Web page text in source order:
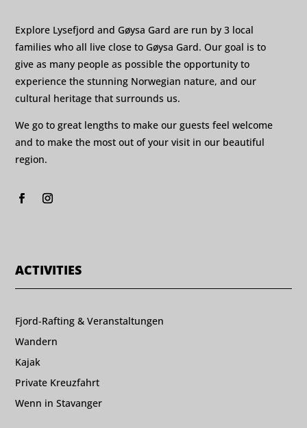
Explore Lysefjord and Gøysa Gard are run by 3 local
families who all live close to Gøysa Gard. Our goal is to
give as many people as possible the opportunity to
experience the stunning Norwegian nature, and our
cultural heritage that surrounds us.
We go to great lengths to make our guests feel welcome
and to make the most out of your visit in our beautiful
region.
ACTIVITIES
Fjord-Rafting & Veranstaltungen
Wandern
Kajak
Private Kreuzfahrt
Wenn in Stavanger